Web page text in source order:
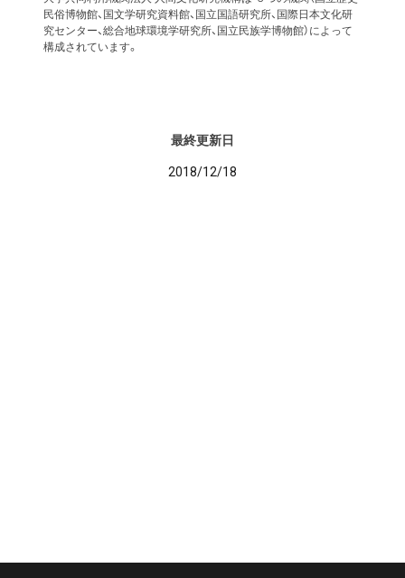
民俗博物館、国文学研究資料館、国立国語研究所、国際日本文化研
究センター、総合地球環境学研究所、国立民族学博物館）によって
構成されています。
最終更新日
2018/12/18